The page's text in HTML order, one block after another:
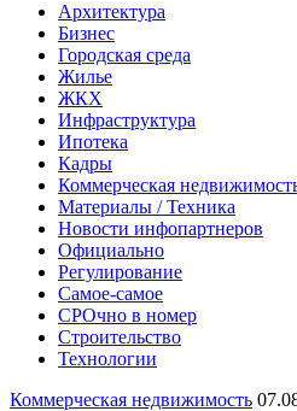
Архитектура
Бизнес
Городская среда
Жилье
ЖКХ
Инфраструктура
Ипотека
Кадры
Коммерческая
Материалы / Техника
Новости инфопартнеров
Официально
Регулирование
Самое-самое
СРОчно в номер
Строительство
Технологии
Коммерческая недвижимость